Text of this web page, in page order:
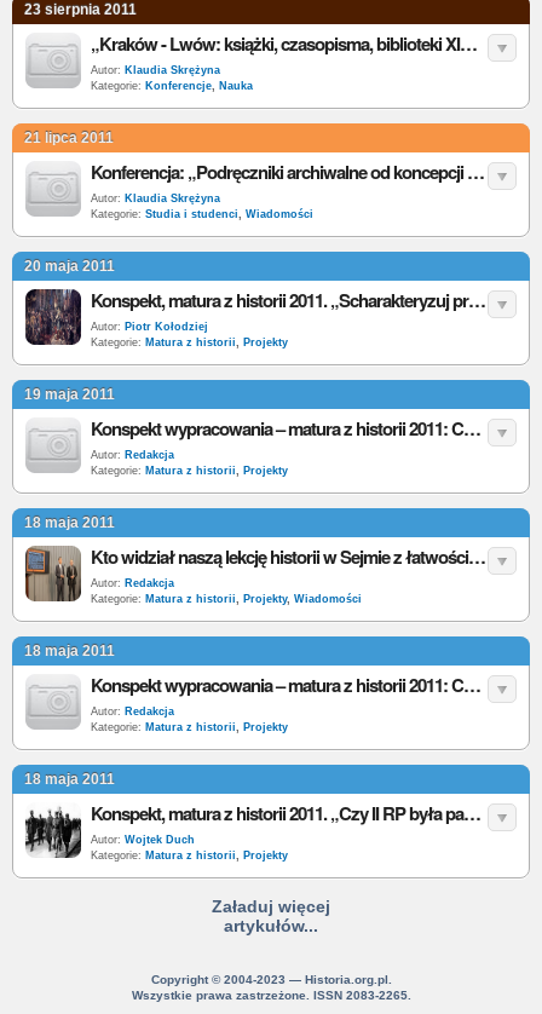
23 sierpnia 2011
„Kraków - Lwów: książki, czasopisma, biblioteki XIX i XX wieku” - konferencja w Krakowie
Autor: Klaudia Skrężyna
Kategorie: Konferencje, Nauka
21 lipca 2011
Konferencja: „Podręczniki archiwalne od koncepcji do realizacji”
Autor: Klaudia Skrężyna
Kategorie: Studia i studenci, Wiadomości
20 maja 2011
Konspekt, matura z historii 2011. „Scharakteryzuj przemiany ustrojowe w Rzeczypospolitej w latach 1764–1795”
Autor: Piotr Kołodziej
Kategorie: Matura z historii, Projekty
19 maja 2011
Konspekt wypracowania – matura z historii 2011: Czy zgadzasz się z opinią, że II Rzeczpospolita była państwem demokratycznym?
Autor: Redakcja
Kategorie: Matura z historii, Projekty
18 maja 2011
Kto widział naszą lekcję historii w Sejmie z łatwością napisał maturę z historii
Autor: Redakcja
Kategorie: Matura z historii, Projekty, Wiadomości
18 maja 2011
Konspekt wypracowania – matura z historii 2011: Czy zgadzasz się z opinią, że II Rzeczpospolita była państwem demokratycznym?
Autor: Redakcja
Kategorie: Matura z historii, Projekty
18 maja 2011
Konspekt, matura z historii 2011. „Czy II RP była państwem demokratycznym?”
Autor: Wojtek Duch
Kategorie: Matura z historii, Projekty
Załaduj więcej
artykułów...
Copyright © 2004-2023 — Historia.org.pl.
Wszystkie prawa zastrzeżone. ISSN 2083-2265.